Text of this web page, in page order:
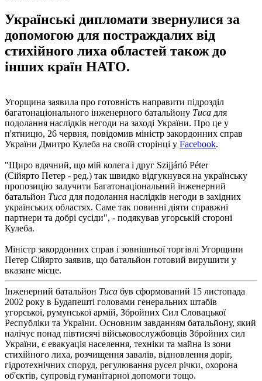
Українські дипломати звернулися за
допомогою для постраждалих від
стихійного лиха областей також до
інших країн НАТО.
Угорщина заявила про готовність направити підрозділ
багатонаціонального інженерного батальйону Тиса для
подолання наслідків негоди на заході України. Про це у
п'ятницю, 26 червня, повідомив міністр закордонних справ
України Дмитро Кулеба на своїй сторінці у Facebook.
"Щиро вдячний, що мій колега і друг Szijjártó Péter
(Сійярто Петер - ред.) так швидко відгукнувся на українську
пропозицію залучити Багатонаціональний інженерний
батальйон Тиса для подолання наслідків негоди в західних
українських областях. Саме так повинні діяти справжні
партнери та добрі сусіди", - подякував угорській стороні
Кулеба.
Міністр закордонних справ і зовнішньої торгівлі Угорщини
Петер Сійярто заявив, що батальйон готовий вирушити у
вказане місце.
Інженерний батальйон Тиса був сформований 15 листопада
2002 року в Будапешті головами генеральних штабів
угорської, румунської армій, Збройних Сил Словацької
Республіки та України. Основним завданням батальйону, який
налічує понад півтисячі військовослужбовців Збройних сил
України, є евакуація населення, техніки та майна із зони
стихійного лиха, розчищення завалів, відновлення доріг,
гідротехнічних споруд, регулювання русел річки, охорона
об'єктів, супровід гуманітарної допомоги тощо.